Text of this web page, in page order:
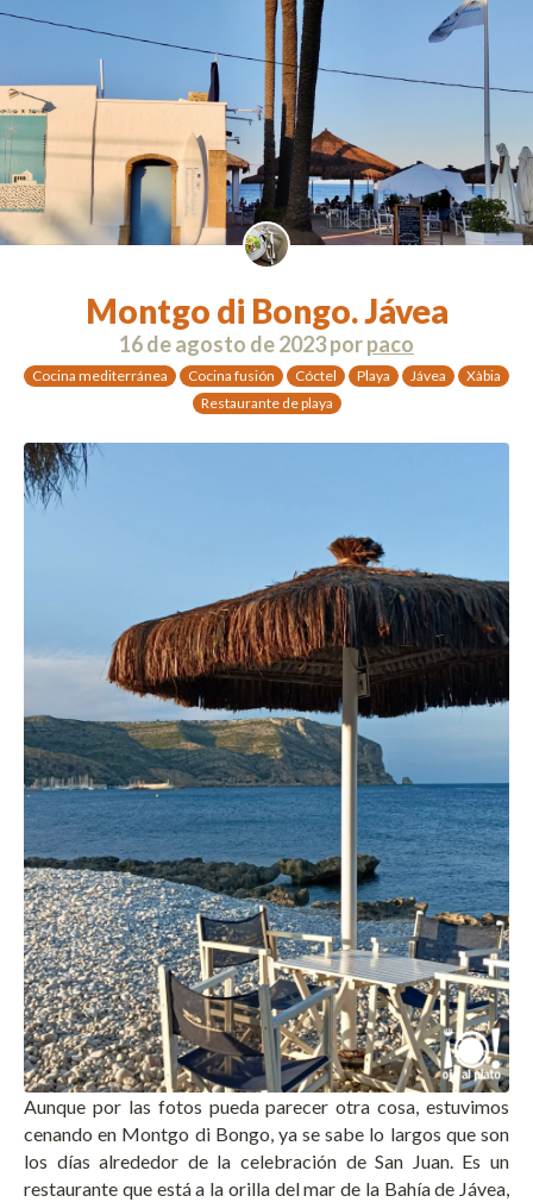
Montgo di Bongo. Jávea
16 de agosto de 2023porpaco
Cocina mediterránea Cocina fusión Cóctel Playa Jávea
Xàbia
Restaurante de playa
Aunque por las fotos pueda parecer otra cosa, estuvimos
cenando en Montgo di Bongo, ya se sabe lo largos que son
los días alrededor de la celebración de San Juan. Es un
restaurante que está a la orilla del mar de la Bahía de Jávea,